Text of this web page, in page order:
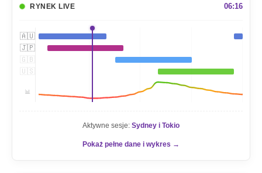
RYNEK LIVE 06:16
🇦🇺
🇯🇵
🇬🇧
🇺🇸
📊
Aktywne sesje: Sydney i Tokio
Pokaż pełne dane i wykres →